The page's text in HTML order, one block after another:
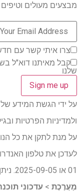
מבצעים מעולים וטיפים
צרו איתי קשר עם
קבל מאיתנו דוא"ל
שלנו
על ידי הגשת המידע
ולמדיניות הפרטיות ובגיל 16
על מנת לתקן את כל
01 או 2025-09-05. ניתן לעשות זאת על ידי כותרת אל
מַעֲרֶכֶת > עדכוני